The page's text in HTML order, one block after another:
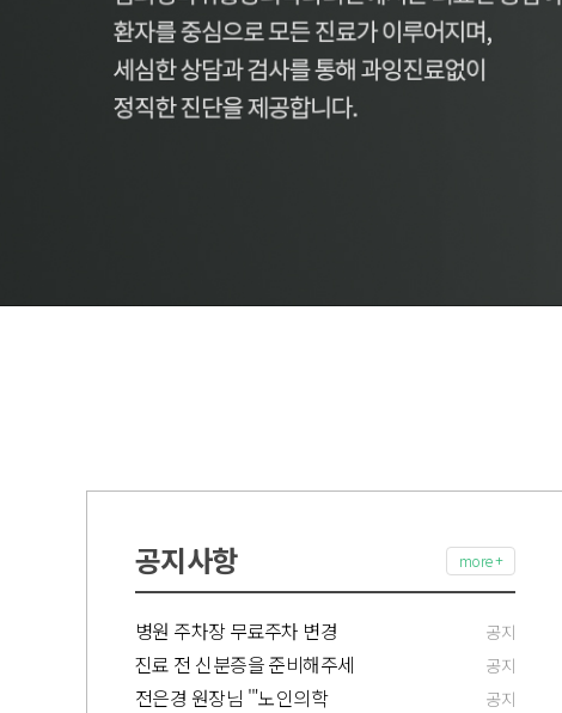
공지사항 more +
병원 주차장 무료주차 변경 공지
진료 전 신분증을 준비해주세 공지
전은경 원장님 '"노인의학 공지